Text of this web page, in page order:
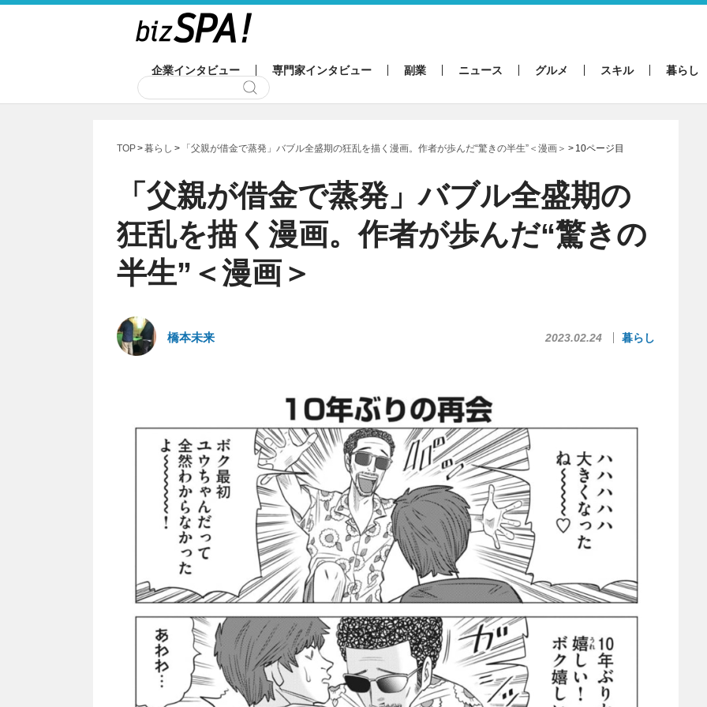
企業インタビュー 専門家インタビュー 副業 ニュース グルメ スキル 暮らし
TOP 暮らし 「父親が借金で蒸発」バブル全盛期の狂乱を描く漫画。作者が歩んだ“驚きの半生”＜漫画＞ 10ページ目
「父親が借金で蒸発」バブル全盛期の
狂乱を描く漫画。作者が歩んだ“驚きの
半生”＜漫画＞
橋本未来 2023.02.24 暮らし